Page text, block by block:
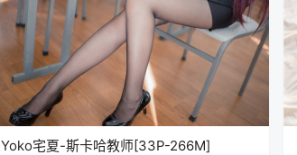
Yoko宅夏-斯卡哈教师[33P-266M]